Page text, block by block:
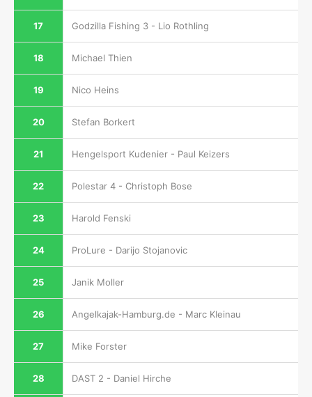
17 Godzilla Fishing 3 - Lio Rothling
18 Michael Thien
19 Nico Heins
20 Stefan Borkert
21 Hengelsport Kudenier - Paul Keizers
22 Polestar 4 - Christoph Bose
23 Harold Fenski
24 ProLure - Darijo Stojanovic
25 Janik Moller
26 Angelkajak-Hamburg.de - Marc Kleinau
27 Mike Forster
28 DAST 2 - Daniel Hirche